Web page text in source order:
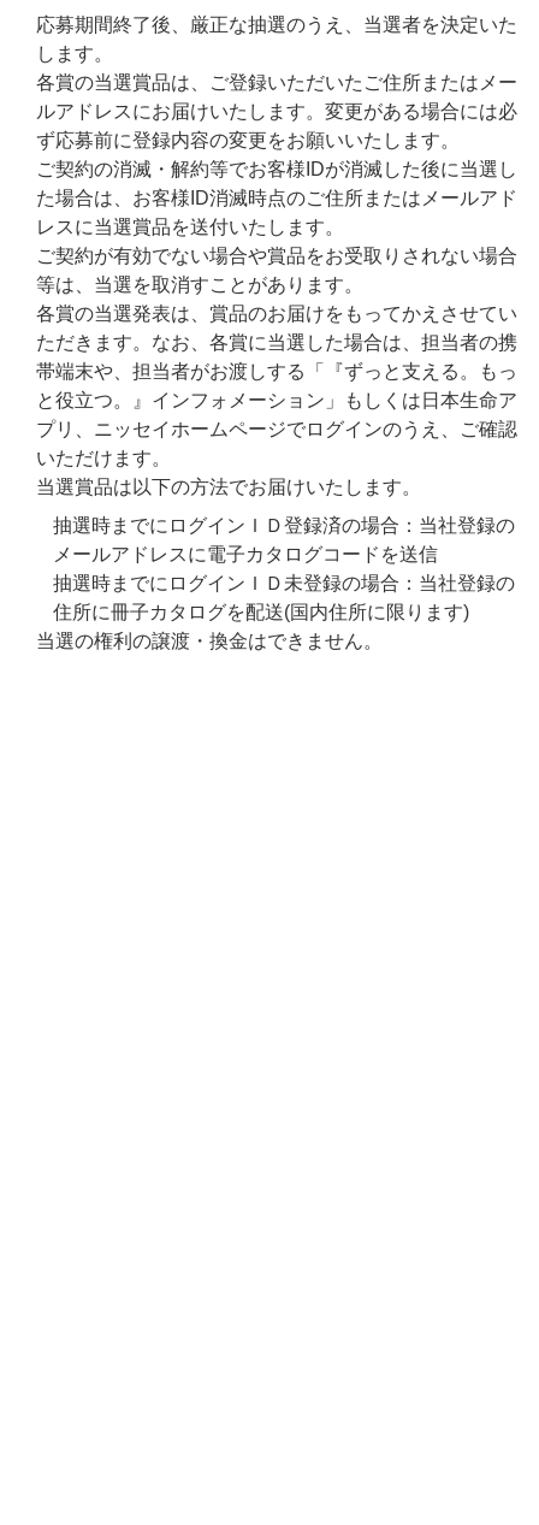
応募期間終了後、厳正な抽選のうえ、当選者を決定いた
します。
各賞の当選賞品は、ご登録いただいたご住所またはメー
ルアドレスにお届けいたします。変更がある場合には必
ず応募前に登録内容の変更をお願いいたします。
ご契約の消滅・解約等でお客様IDが消滅した後に当選し
た場合は、お客様ID消滅時点のご住所またはメールアド
レスに当選賞品を送付いたします。
ご契約が有効でない場合や賞品をお受取りされない場合
等は、当選を取消すことがあります。
各賞の当選発表は、賞品のお届けをもってかえさせてい
ただきます。なお、各賞に当選した場合は、担当者の携
帯端末や、担当者がお渡しする「『ずっと支える。もっ
と役立つ。』インフォメーション」もしくは日本生命ア
プリ、ニッセイホームページでログインのうえ、ご確認
いただけます。
当選賞品は以下の方法でお届けいたします。
抽選時までにログインＩＤ登録済の場合：当社登録の
メールアドレスに電子カタログコードを送信
抽選時までにログインＩＤ未登録の場合：当社登録の
住所に冊子カタログを配送(国内住所に限ります)
当選の権利の譲渡・換金はできません。